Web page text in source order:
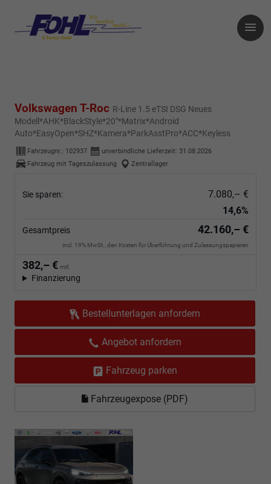
Volkswagen T-Roc R-Line 1.5 eTSI DSG Neues
Modell*AHK*BlackStyle*20"*Matrix*Android
Auto*EasyOpen*SHZ*Kamera*ParkAsstPro*ACC*Keyless
Fahrzeugnr.: 102937 unverbindliche Lieferzeit: 31.08.2026
Fahrzeug mit Tageszulassung
Zentrallager
Sie sparen:
7.080,– €
14,6%
Gesamtpreis 42.160,– €
incl. 19% MwSt., den Kosten für Überführung und Zulassungspapieren
382,– € mtl.
Finanzierung
Bestellunterlagen anfordern
Angebot anfordern
Fahrzeug parken
Fahrzeugexpose (PDF)